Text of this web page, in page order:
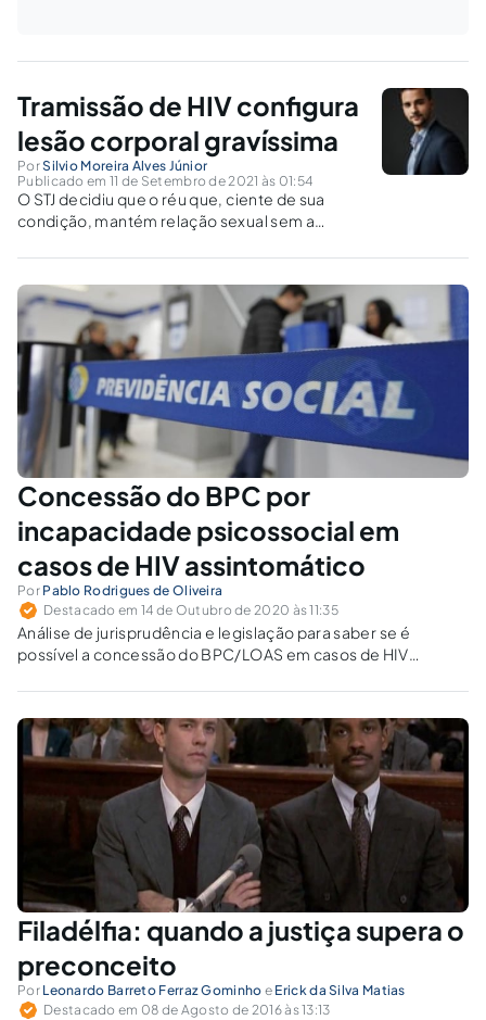
Tramissão de HIV configura
lesão corporal gravíssima
PorSilvio Moreira Alves Júnior
Publicado em 11 de Setembro de 2021 às 01:54
O STJ decidiu que o réu que, ciente de sua
condição, mantém relação sexual sem a
doença incurável – HIV – comete os crimes de
lesão corporal gravíssima e perigo de
contágio venéreo.
Concessão do BPC por
incapacidade psicossocial em
casos de HIV assintomático
Por Pablo Rodrigues de Oliveira
Destacado em 14 de Outubro de 2020 às 11:35
Análise de jurisprudência e legislação para saber se é
possível a concessão do BPC/LOAS em casos de HIV
ordem psicossocial.
Filadélfia: quando a justiça supera o
preconceito
Por Leonardo Barreto Ferraz Gominho e Erick da Silva Matias
Destacado em 08 de Agosto de 2016 às 13:13